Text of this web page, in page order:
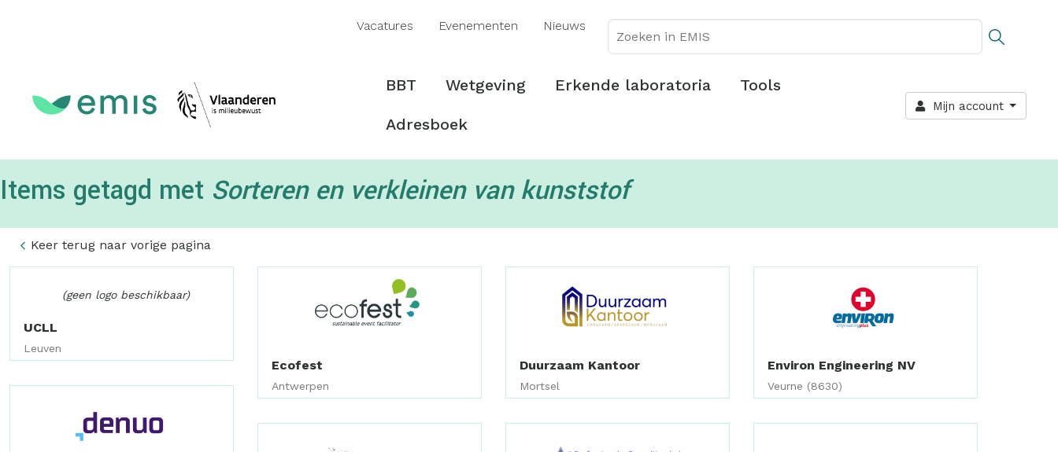
inhoud
Vacatures Evenementen Nieuws
Hoofdmenu
BBT Wetgeving Erkende laboratoria Tools
Adresboek
Mijn account
Items getagd met Sorteren en verkleinen van kunststof
Keer terug naar vorige pagina
(geen logo beschikbaar)
UCLL
Leuven
Ecofest
Antwerpen
Duurzaam Kantoor
Mortsel
Environ Engineering NV
Veurne (8630)